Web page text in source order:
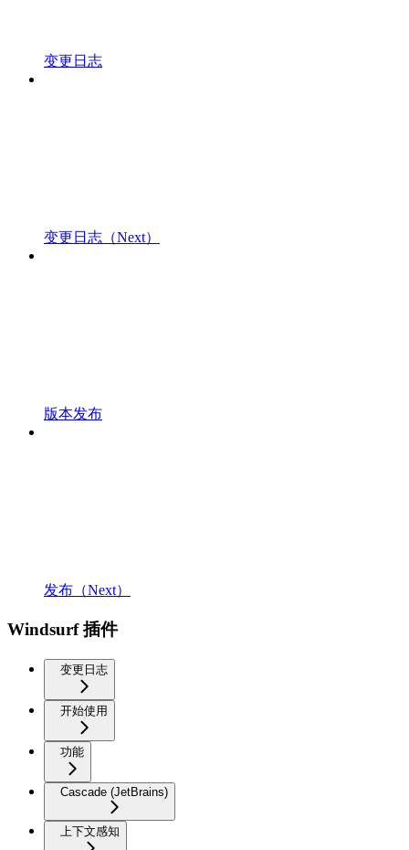
变更日志
变更日志（Next）
版本发布
发布（Next）
Windsurf 插件
变更日志
开始使用
功能
Cascade (JetBrains)
上下文感知